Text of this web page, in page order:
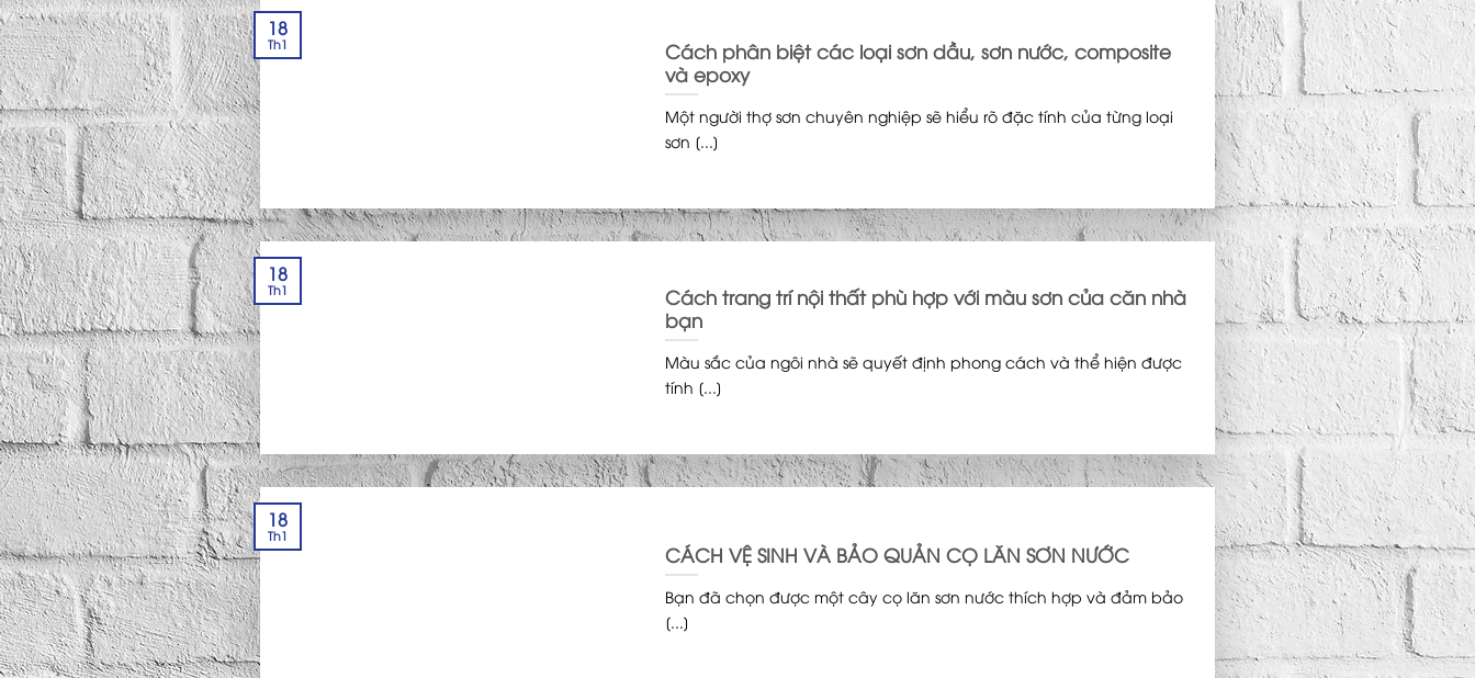
Cách phân biệt các loại sơn dầu, sơn nước, composite
và epoxy
Một người thợ sơn chuyên nghiệp sẽ hiểu rõ đặc tính của từng loại
sơn [...]
18
Th1
Cách trang trí nội thất phù hợp với màu sơn của căn nhà
bạn
Màu sắc của ngôi nhà sẽ quyết định phong cách và thể hiện được
tính [...]
18
Th1
CÁCH VỆ SINH VÀ BẢO QUẢN CỌ LĂN SƠN NƯỚC
Bạn đã chọn được một cây cọ lăn sơn nước thích hợp và đảm bảo
[...]
18
Th1